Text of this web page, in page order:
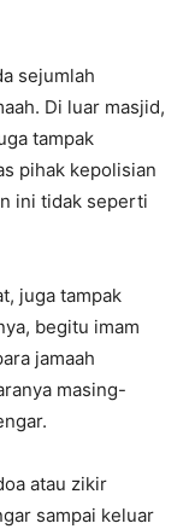
sejumlah
Di luar masjid,
tampak
pihak kepolisian
ini tidak seperti
juga tampak
begitu imam
jamaah
masing-
atau zikir
sampai keluar